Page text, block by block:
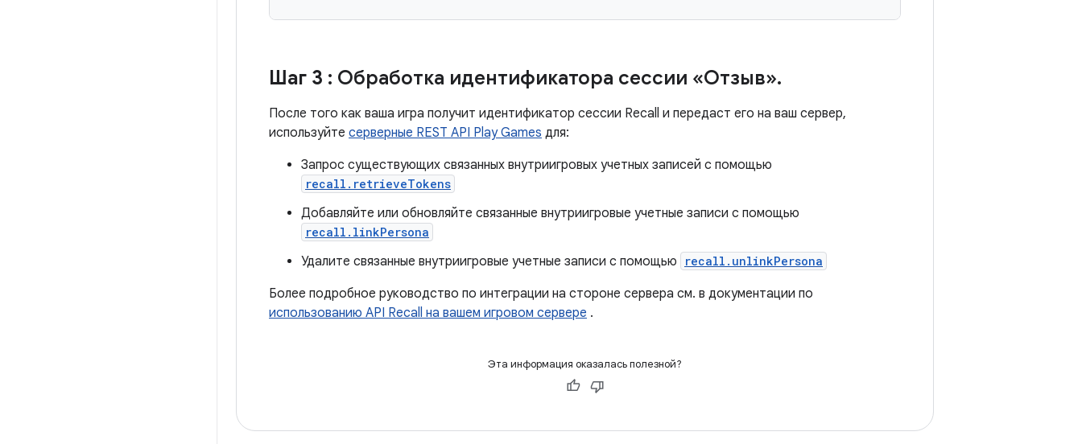
Шаг 3 : Обработка идентификатора сессии «Отзыв».
После того как ваша игра получит идентификатор сессии Recall и передаст его на ваш сервер,
используйте серверные REST API Play Games для:
Запрос существующих связанных внутриигровых учетных записей с помощью
recall.retrieveTokens
Добавляйте или обновляйте связанные внутриигровые учетные записи с помощью
recall.linkPersona
Удалите связанные внутриигровые учетные записи с помощью recall.unlinkPersona
Более подробное руководство по интеграции на стороне сервера см. в документации по
использованию API Recall на вашем игровом сервере .
Эта информация оказалась полезной?